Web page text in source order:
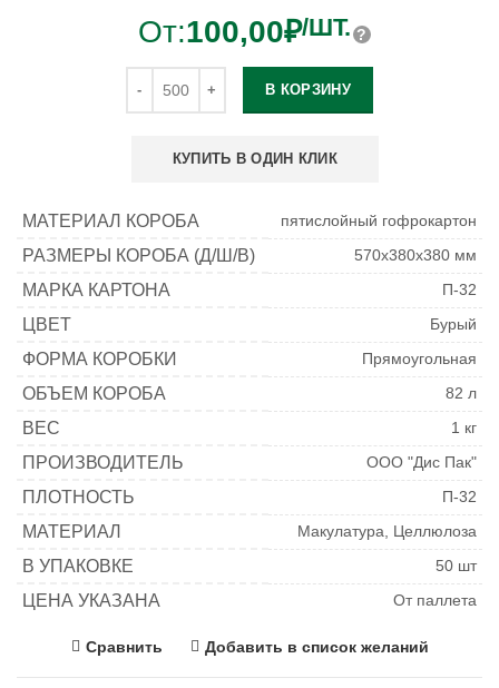
От:100,00₽/ШТ.
В КОРЗИНУ
КУПИТЬ В ОДИН КЛИК
МАТЕРИАЛ КОРОБА пятислойный гофрокартон
РАЗМЕРЫ КОРОБА (Д/Ш/В) 570х380х380 мм
МАРКА КАРТОНА П-32
ЦВЕТ Бурый
ФОРМА КОРОБКИ Прямоугольная
ОБЪЕМ КОРОБА 82 л
ВЕС 1 кг
ПРОИЗВОДИТЕЛЬ ООО "Дис Пак"
ПЛОТНОСТЬ П-32
МАТЕРИАЛ Макулатура, Целлюлоза
В УПАКОВКЕ 50 шт
ЦЕНА УКАЗАНА От паллета
Сравнить Добавить в список желаний